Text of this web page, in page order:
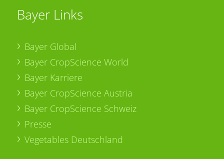
Bayer Links
Bayer Global
Bayer CropScience World
Bayer Karriere
Bayer CropScience Austria
Bayer CropScience Schweiz
Presse
Vegetables Deutschland